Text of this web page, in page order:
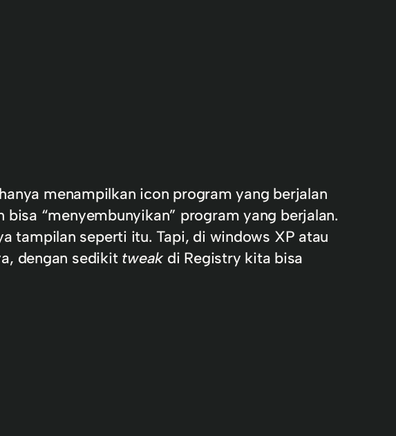
menampilkan icon program yang berjalan
“menyembunyikan” program yang berjalan.
tampilan seperti itu. Tapi, di windows XP atau
dengan sedikit tweakdi Registry kita bisa